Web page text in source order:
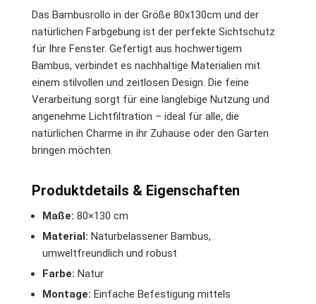
Das Bambusrollo in der Größe 80x130cm und der
natürlichen Farbgebung ist der perfekte Sichtschutz
für Ihre Fenster. Gefertigt aus hochwertigem
Bambus, verbindet es nachhaltige Materialien mit
einem stilvollen und zeitlosen Design. Die feine
Verarbeitung sorgt für eine langlebige Nutzung und
angenehme Lichtfiltration – ideal für alle, die
natürlichen Charme in ihr Zuhause oder den Garten
bringen möchten.
Produktdetails & Eigenschaften
Maße: 80×130 cm
Material: Naturbelassener Bambus,
umweltfreundlich und robust
Farbe: Natur
Montage: Einfache Befestigung mittels